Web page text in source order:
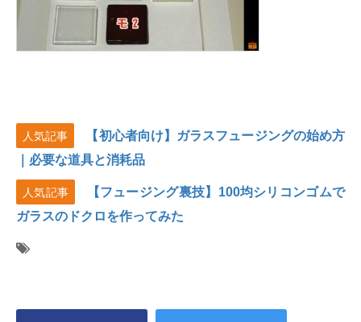
人気記事
【初心者向け】ガラスフュージングの始め方
｜必要な道具と消耗品
人気記事
【フュージング裏技】100均シリコンゴムで
ガラスのドクロを作ってみた